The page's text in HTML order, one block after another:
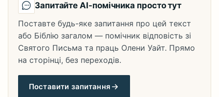
Запитайте AI-помічника просто тут
Поставте будь-яке запитання про цей текст
або Біблію загалом — помічник відповість зі
Святого Письма та праць Олени Уайт. Прямо
на сторінці, без переходів.
Поставити запитання